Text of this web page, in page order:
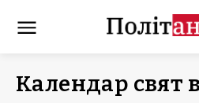
Календар свят